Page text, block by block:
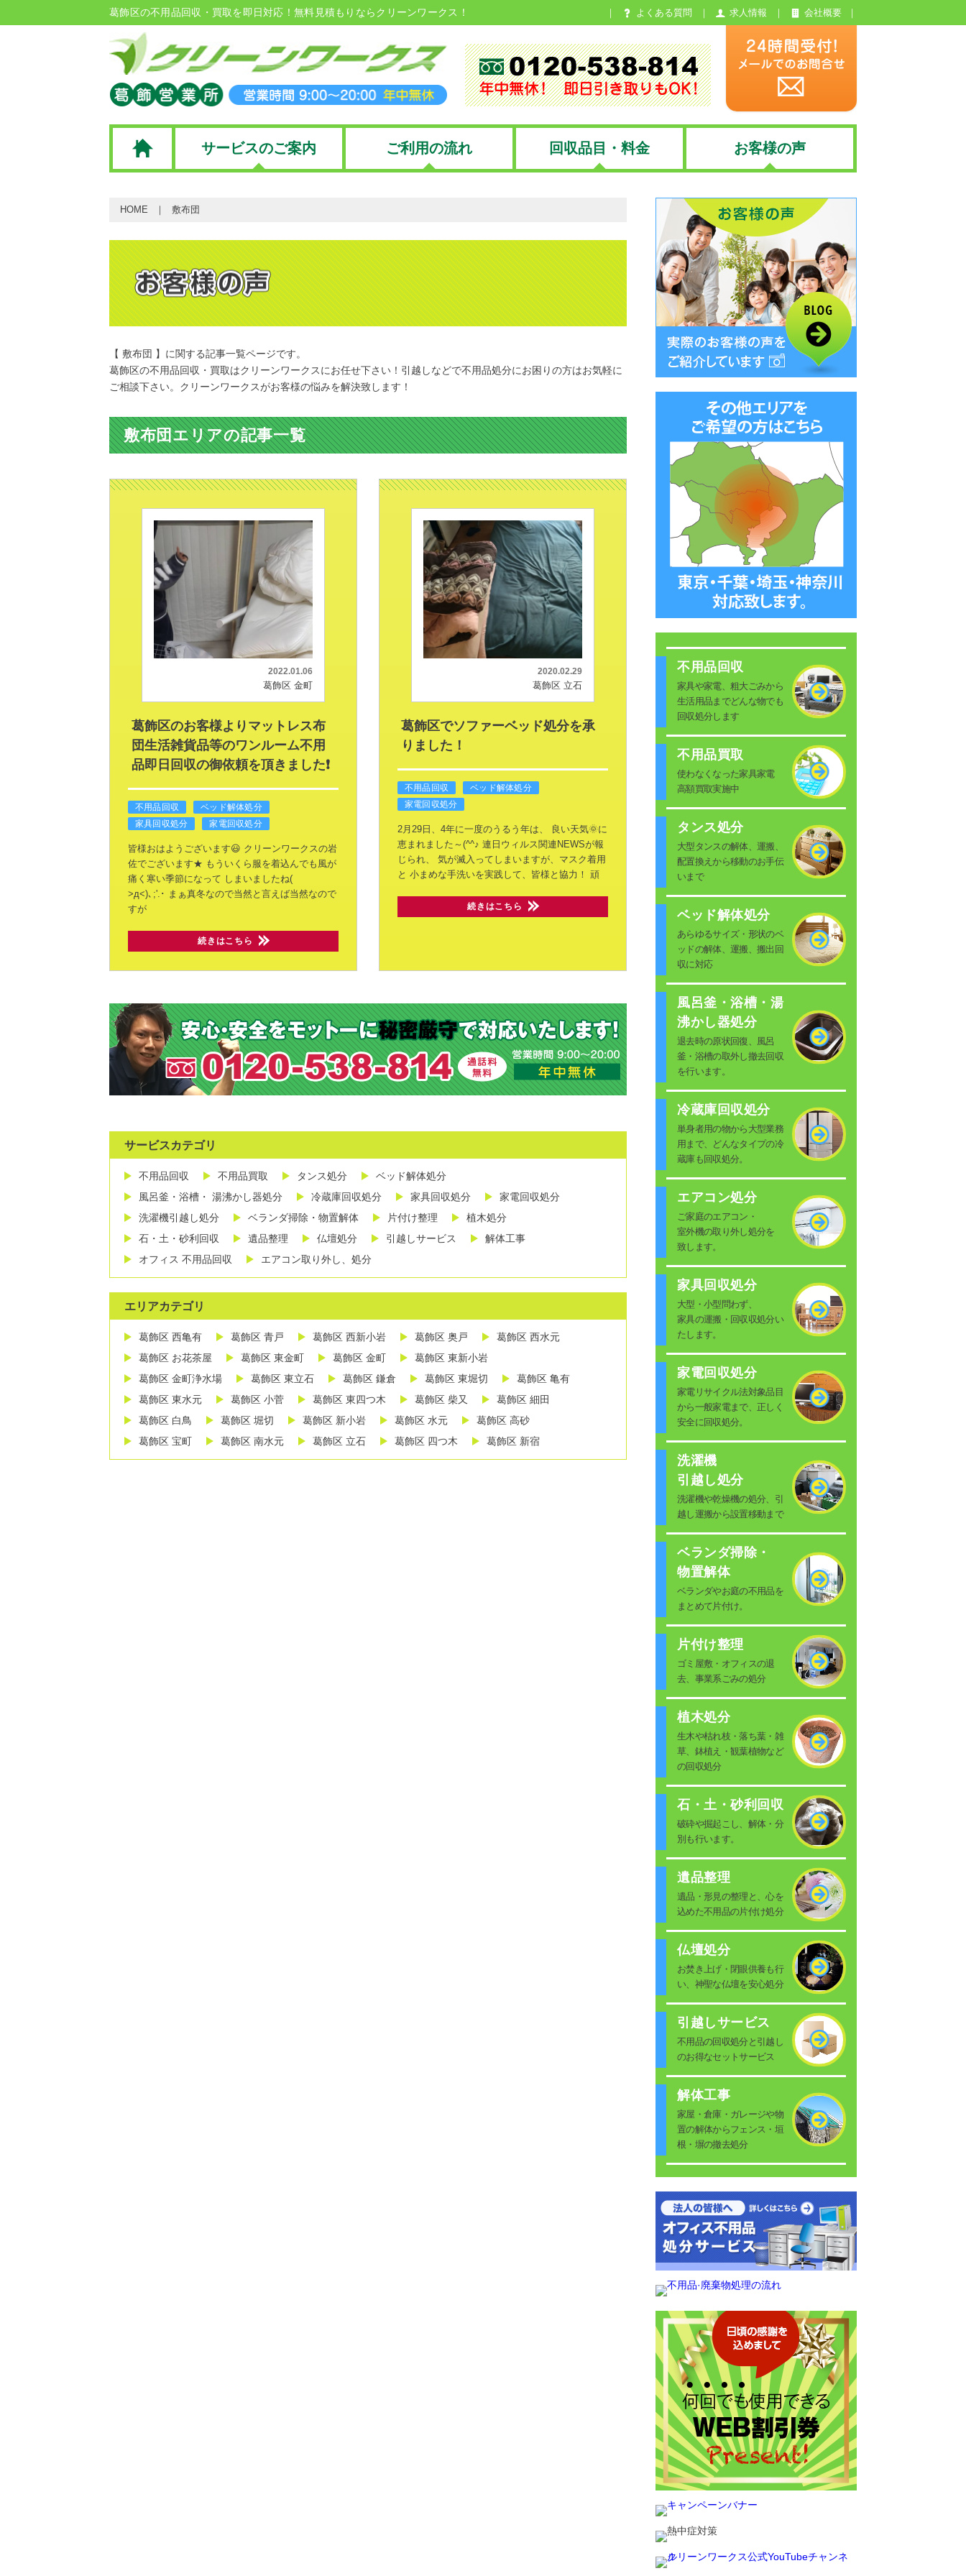
葛飾区の不用品回収・買取を即日対応！無料見積もりならクリーンワークス！ よくある質問 求人情報 会社概要
サービスのご案内 ご利用の流れ 回収品目・料金 お客様の声
HOME 敷布団
【 敷布団 】に関する記事一覧ページです。
葛飾区の不用品回収・買取はクリーンワークスにお任せ下さい！引越しなどで不用品処分にお困りの方はお気軽に
ご相談下さい。クリーンワークスがお客様の悩みを解決致します！
敷布団エリアの記事一覧
2022.01.06
葛飾区 金町
葛飾区のお客様よりマットレス布
団生活雑貨品等のワンルーム不用
品即日回収の御依頼を頂きました❗
不用品回収
ベッド解体処分
家具回収処分
家電回収処分
皆様おはようございます😃 クリーンワークスの岩
佐でございます★ もういくら服を着込んでも風が
痛く寒い季節になって しまいましたね(
>д<)､;'.･
まぁ真冬なので当然と言えば当然なので
すが
続きはこちら
2020.02.29
葛飾区 立石
葛飾区でソファーベッド処分を承
りました！
不用品回収
ベッド解体処分
家電回収処分
2月29日、4年に一度のうるう年は、
良い天気🌞に
恵まれました～(^^♪ 連日ウィルス関連NEWSが報
じられ、
気が滅入ってしまいますが、マスク着用
と 小まめな手洗いを実践して、皆様と協力！ 頑
続きはこちら
サービスカテゴリ
不用品回収 不用品買取 タンス処分
ベッド解体処分
風呂釜・浴槽・ 湯沸かし器処分
冷蔵庫回収処分 家具回収処分
家電回収処分
洗濯機引越し処分
ベランダ掃除・物置解体 片付け整理
植木処分
石・土・砂利回収
遺品整理 仏壇処分 引越しサービス
解体工事
オフィス 不用品回収
エアコン取り外し、処分
エリアカテゴリ
葛飾区 西亀有 葛飾区 青戸 葛飾区 西新小岩 葛飾区 奥戸
葛飾区 西水元
葛飾区 お花茶屋
葛飾区 東金町 葛飾区 金町
葛飾区 東新小岩
葛飾区 金町浄水場
葛飾区 東立石 葛飾区 鎌倉 葛飾区 東堀切
葛飾区 亀有
葛飾区 東水元
葛飾区 小菅 葛飾区 東四つ木 葛飾区 柴又
葛飾区 細田
葛飾区 白鳥
葛飾区 堀切 葛飾区 新小岩 葛飾区 水元
葛飾区 高砂
葛飾区 宝町
葛飾区 南水元 葛飾区 立石 葛飾区 四つ木 葛飾区 新宿
不用品回収
家具や家電、粗大ごみから
生活用品までどんな物でも
回収処分します
不用品買取
使わなくなった家具家電
高額買取実施中
タンス処分
大型タンスの解体、運搬、
配置換えから移動のお手伝
いまで
ベッド解体処分
あらゆるサイズ・形状のベ
ッドの解体、運搬、搬出回
収に対応
風呂釜・浴槽・湯
沸かし器処分
退去時の原状回復、風呂
釜・浴槽の取外し撤去回収
を行います。
冷蔵庫回収処分
単身者用の物から大型業務
用まで、どんなタイプの冷
蔵庫も回収処分。
エアコン処分
ご家庭のエアコン・
室外機の取り外し処分を
致します。
家具回収処分
大型・小型問わず、
家具の運搬・回収収処分い
たします。
家電回収処分
家電リサイクル法対象品目
から一般家電まで、正しく
安全に回収処分。
洗濯機
引越し処分
洗濯機や乾燥機の処分、引
越し運搬から設置移動まで
ベランダ掃除・
物置解体
ベランダやお庭の不用品を
まとめて片付け。
片付け整理
ゴミ屋敷・オフィスの退
去、事業系ごみの処分
植木処分
生木や枯れ枝・落ち葉・雑
草、鉢植え・観葉植物など
の回収処分
石・土・砂利回収
破砕や掘起こし、解体・分
別も行います。
遺品整理
遺品・形見の整理と、心を
込めた不用品の片付け処分
仏壇処分
お焚き上げ・閉眼供養も行
い、神聖な仏壇を安心処分
引越しサービス
不用品の回収処分と引越し
のお得なセットサービス
解体工事
家屋・倉庫・ガレージや物
置の解体からフェンス・垣
根・塀の撤去処分